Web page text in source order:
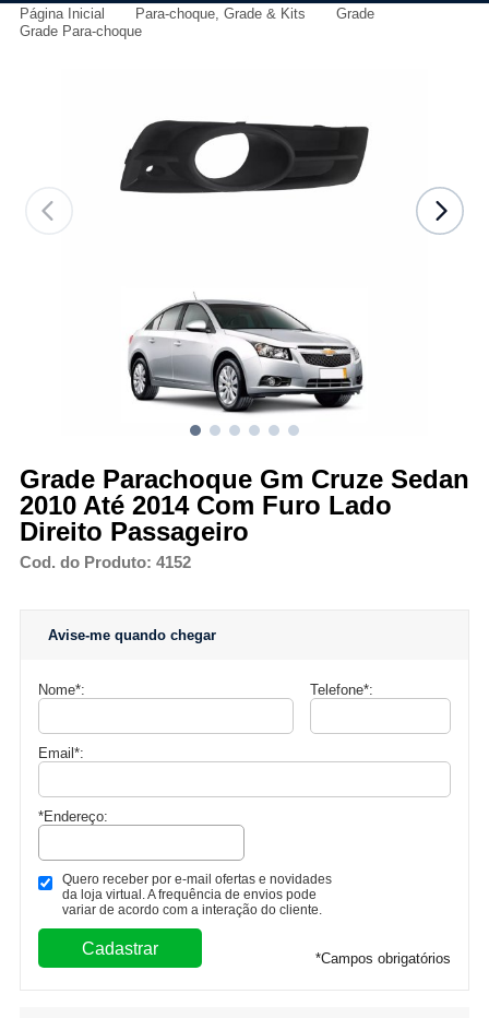
Página Inicial Para-choque, Grade & Kits
Grade
Grade Para-choque
Grade Parachoque Gm Cruze Sedan
2010 Até 2014 Com Furo Lado
Direito Passageiro
Cod. do Produto: 4152
Avise-me quando chegar
Nome*: Telefone*:
Email *:
*Endereço:
Quero receber por e-mail ofertas e novidades
da loja virtual. A frequência de envios pode
variar de acordo com a interação do cliente.
*Campos obrigatórios